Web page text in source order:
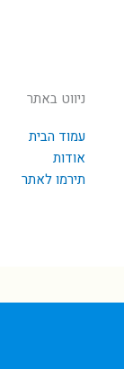
ניווט באתר
עמוד הבית
אודות
תירמו לאתר